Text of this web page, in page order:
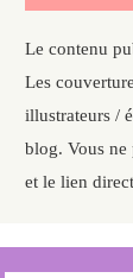
Le contenu
Les
illustrateurs /
blog. Vous ne
et le lien